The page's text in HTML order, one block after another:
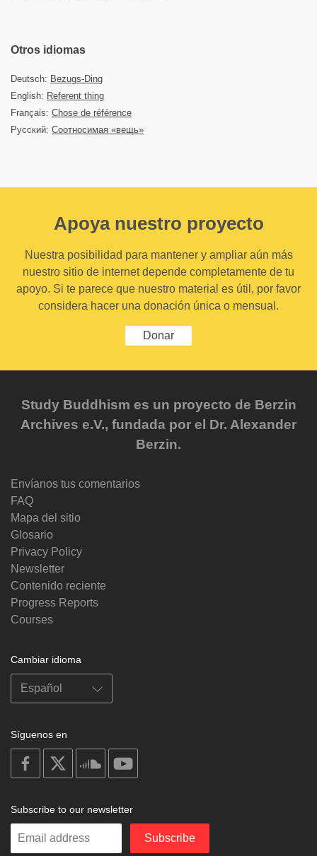
Otros idiomas
Deutsch: Bezugs-Ding
English: Referent thing
Français: Chose de référence
Русский: Соотносимая «вещь»
Apoya nuestro proyecto
Nuestra posibilidad para mantener y ampliar aún más
nuestro sitio de internet depende completamente de tu
apoyo. Si te parece que nuestro material es útil, por favor
considera hacer una donación única o mensual.
Donar
Study Buddhism es un proyecto de Berzin
Archives e.V., fundada por el Dr. Alexander
Berzin.
Envíanos tus comentarios
FAQ
Mapa del sitio
Glosario
Privacy Policy
Newsletter
Contenido reciente
Progress Reports
Courses
Cambiar idioma
Síguenos en
on
facebook
soundcloud
Subscribe to our newsletter
Enter
Subscribe